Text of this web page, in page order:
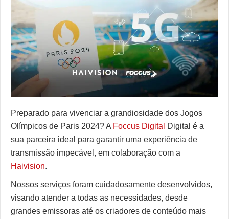
Grass Valley
Haivision
Sencore
Telos Alliance
Triveni Digital
VideoSwitch
Preparado para vivenciar a grandiosidade dos Jogos
Olímpicos de Paris 2024? A Foccus Digital
Digital é a
sua parceira ideal para garantir uma experiência de
transmissão impecável, em colaboração com a
Haivision.
Nossos serviços foram cuidadosamente desenvolvidos,
visando atender a todas as necessidades, desde
grandes emissoras até os criadores de conteúdo mais